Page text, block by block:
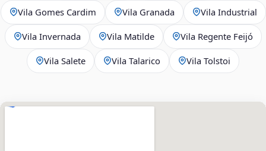
Vila Gomes Cardim Vila Granada Vila Industrial
Vila Invernada Vila Matilde Vila Regente Feijó
Vila Salete Vila Talarico Vila Tolstoi